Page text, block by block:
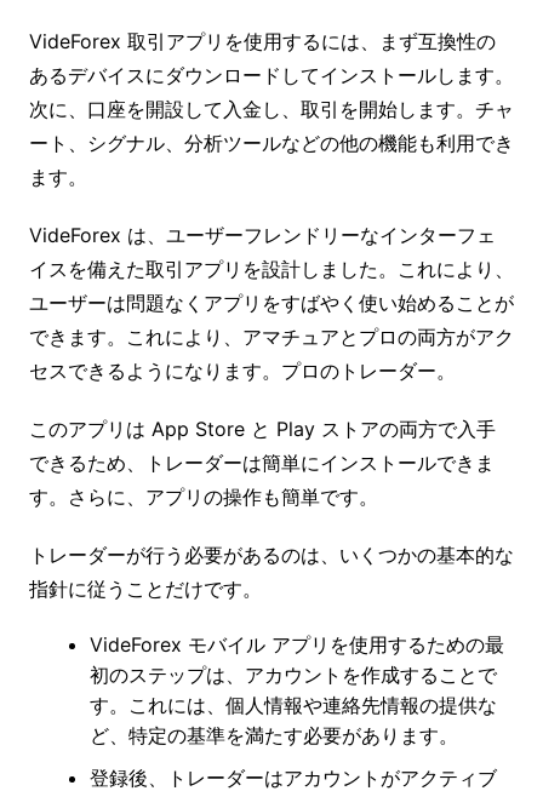
VideForex 取引アプリを使用するには、まず互換性の
あるデバイスにダウンロードしてインストールします。
次に、口座を開設して入金し、取引を開始します。チャ
ート、シグナル、分析ツールなどの他の機能も利用でき
ます。
VideForex は、ユーザーフレンドリーなインターフェ
イスを備えた取引アプリを設計しました。これにより、
ユーザーは問題なくアプリをすばやく使い始めることが
できます。これにより、アマチュアとプロの両方がアク
セスできるようになります。プロのトレーダー。
このアプリは App Store と Play ストアの両方で入手
できるため、トレーダーは簡単にインストールできま
す。さらに、アプリの操作も簡単です。
トレーダーが行う必要があるのは、いくつかの基本的な
指針に従うことだけです。
VideForex モバイル アプリを使用するための最
初のステップは、アカウントを作成することで
す。これには、個人情報や連絡先情報の提供な
ど、特定の基準を満たす必要があります。
登録後、トレーダーはアカウントがアクティブ